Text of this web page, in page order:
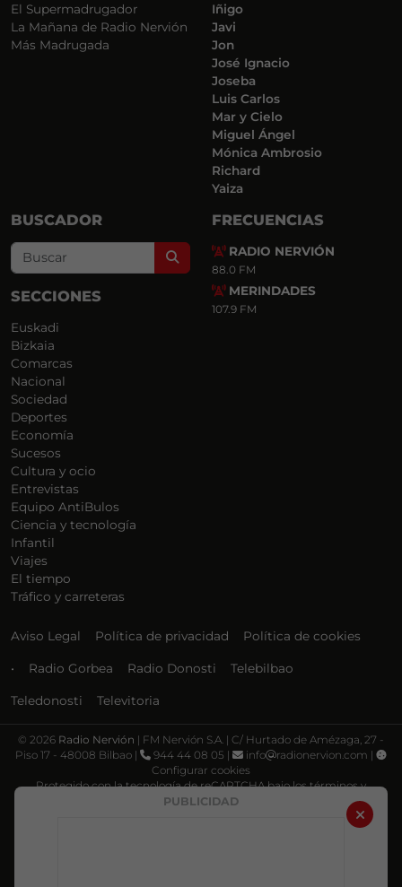
PUBLICIDAD
El Supermadrugador
La Mañana de Radio Nervión
Más Madrugada
Iñigo
Javi
Jon
José Ignacio
Joseba
Luis Carlos
Mar y Cielo
Miguel Ángel
Mónica Ambrosio
Richard
Yaiza
BUSCADOR
Search
SECCIONES
Euskadi
Bizkaia
Comarcas
Nacional
Sociedad
Deportes
Economía
Sucesos
Cultura y ocio
Entrevistas
Equipo AntiBulos
Ciencia y tecnología
Infantil
Viajes
El tiempo
Tráfico y carreteras
FRECUENCIAS
RADIO NERVIÓN
88.0 FM
MERINDADES
107.9 FM
Aviso Legal Política de privacidad Política de cookies
• Radio Gorbea Radio Donosti Telebilbao
Teledonosti Televitoria
© 2026 Radio Nervión | FM Nervión S.A. | C/ Hurtado de Amézaga, 27 -
Piso 17 - 48008 Bilbao |
944 44 08 05 | info
radionervion.com |
Configurar cookies
Protegido con la tecnología de reCAPTCHA bajo los términos y
Política de privacidad Términos de servicio